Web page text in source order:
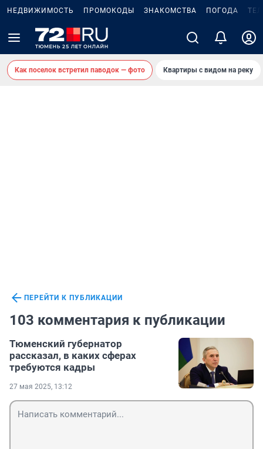
НЕДВИЖИМОСТЬ ПРОМОКОДЫ ЗНАКОМСТВА ПОГОДА
Как поселок встретил паводок — фото Квартиры с видом на реку
ПЕРЕЙТИ К ПУБЛИКАЦИИ
103 комментария к публикации
Тюменский губернатор
рассказал, в каких сферах
требуются кадры
27 мая 2025, 13:12